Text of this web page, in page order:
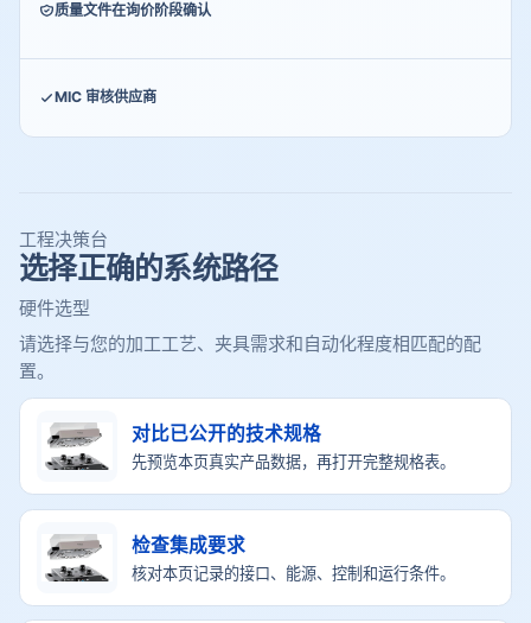
质量文件在询价阶段确认
MIC 审核供应商
工程决策台
选择正确的系统路径
硬件选型
请选择与您的加工工艺、夹具需求和自动化程度相匹配的配
置。
对比已公开的技术规格
先预览本页真实产品数据，再打开完整规格表。
检查集成要求
核对本页记录的接口、能源、控制和运行条件。